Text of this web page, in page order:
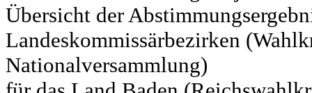
Übersicht der
Landeskommissärbezirken
Nationalversammlung)